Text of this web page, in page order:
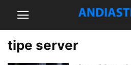
tipe server